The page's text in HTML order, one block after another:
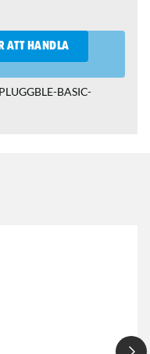
ATT HANDLA
BASIC-